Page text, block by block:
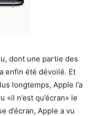
dont une partie des
enfin été dévoilé. Et
longtemps, Apple l’a
n’est qu’écran» le
d’écran, Apple a vu